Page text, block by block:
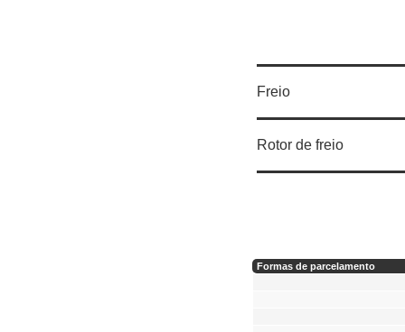
Freio
Rotor de freio
Formas de parcelamento